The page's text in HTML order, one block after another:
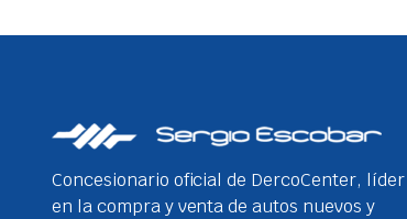
Concesionario oficial de DercoCenter, líder
en la compra y venta de autos nuevos y